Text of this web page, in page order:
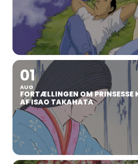
01
AUG
FORTÆLLINGEN OM
AF ISAO TAKAHATA